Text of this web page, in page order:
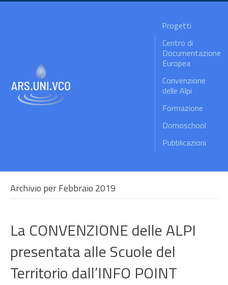
Progetti
Centro di
Documentazione
Europea
Convenzione
delle Alpi
Formazione
Domoschool
Pubblicazioni
Archivio per Febbraio 2019
La CONVENZIONE delle ALPI
presentata alle Scuole del
Territorio dall’INFO POINT